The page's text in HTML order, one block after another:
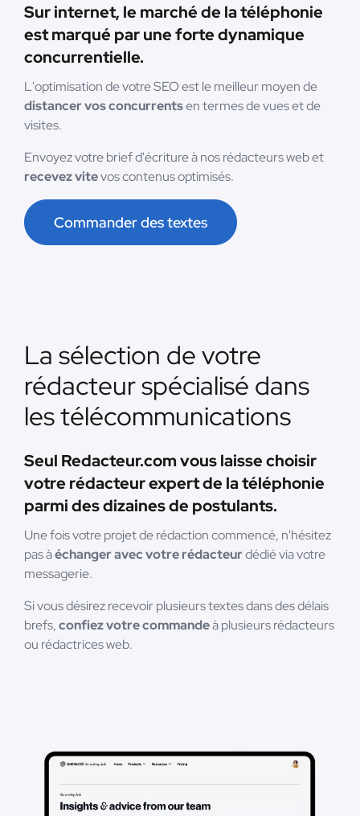
Sur internet, le marché de la téléphonie
est marqué par une forte dynamique
concurrentielle.
L'optimisation de votre SEO est le meilleur moyen de
distancer vos concurrentsen termes de vues et de
visites.
Envoyez votre brief d'écriture à nos rédacteurs web et
recevez vitevos contenus optimisés.
Commander des textes
La sélection de votre
rédacteur spécialisé dans
les télécommunications
Seul Redacteur.com vous laisse choisir
votre rédacteur expert de la téléphonie
parmi des dizaines de postulants.
Une fois votre projet de rédaction commencé, n'hésitez
pas àéchanger avec votre rédacteurdédié via votre
messagerie.
Si vous désirez recevoir plusieurs textes dans des délais
brefs,confiez votre commandeà plusieurs rédacteurs
ou rédactrices web.